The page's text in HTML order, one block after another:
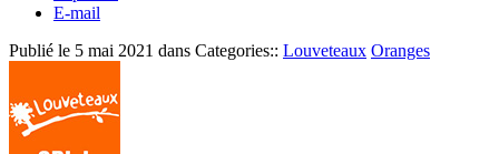
E-mail
Publié le 5 mai 2021 dans Categories:: Louveteaux Oranges